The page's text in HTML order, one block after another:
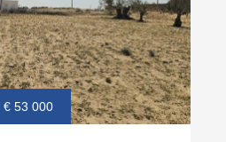
€ 53 000